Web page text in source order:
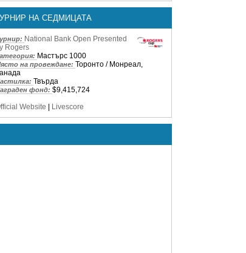
НА СЕДМИЦАТА
National Bank Open Presented
Rogers
Мастърс 1000
на провеждане: Торонто / Монреал,
Твърда
фонд: $9,415,724
Website
Livescore